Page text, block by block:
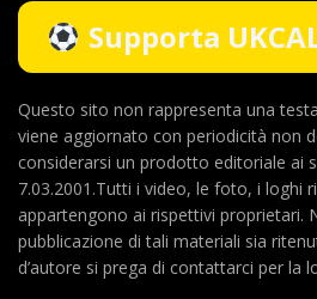
Supporta
Questo sito non rappresenta una
viene aggiornato con periodicità non
considerarsi un prodotto editoriale ai
7.03.2001.Tutti i video, le foto, i loghi
appartengono ai rispettivi proprietari.
pubblicazione di tali materiali sia
d’autore si prega di contattarci per la